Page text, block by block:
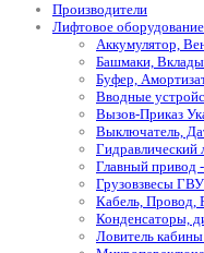
Производители
Лифтовое оборудование
Аккумулятор,
Башмаки,
Буфер,
Вводные
Вызов-Приказ
Выключатель,
Гидравлический
Главный
Грузовзвесы ГВУ
Кабель, Провод,
Конденсаторы,
Ловитель